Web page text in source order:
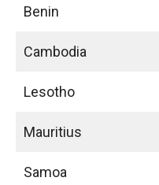
Benin
Cambodia
Lesotho
Mauritius
Samoa